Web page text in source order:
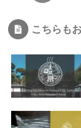
こちらも